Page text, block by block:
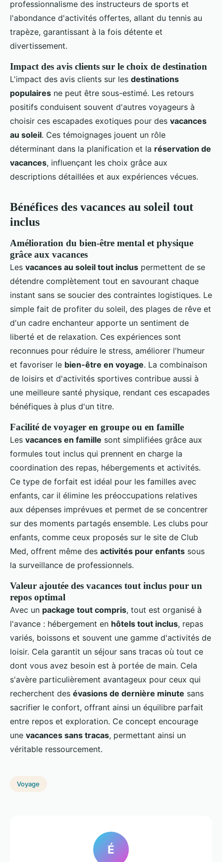
professionnalisme des instructeurs de sports et
l'abondance d'activités offertes, allant du tennis au
trapèze, garantissant à la fois détente et
divertissement.
Impact des avis clients sur le choix de destination
L'impact des avis clients sur les destinations
populaires ne peut être sous-estimé. Les retours
positifs conduisent souvent d'autres voyageurs à
choisir ces escapades exotiques pour des vacances
au soleil. Ces témoignages jouent un rôle
déterminant dans la planification et la réservation de
vacances, influençant les choix grâce aux
descriptions détaillées et aux expériences vécues.
Bénéfices des vacances au soleil tout
inclus
Amélioration du bien-être mental et physique
grâce aux vacances
Les vacances au soleil tout inclus permettent de se
détendre complètement tout en savourant chaque
instant sans se soucier des contraintes logistiques. Le
simple fait de profiter du soleil, des plages de rêve et
d'un cadre enchanteur apporte un sentiment de
liberté et de relaxation. Ces expériences sont
reconnues pour réduire le stress, améliorer l'humeur
et favoriser le bien-être en voyage. La combinaison
de loisirs et d'activités sportives contribue aussi à
une meilleure santé physique, rendant ces escapades
bénéfiques à plus d'un titre.
Facilité de voyager en groupe ou en famille
Les vacances en famille sont simplifiées grâce aux
formules tout inclus qui prennent en charge la
coordination des repas, hébergements et activités.
Ce type de forfait est idéal pour les familles avec
enfants, car il élimine les préoccupations relatives
aux dépenses imprévues et permet de se concentrer
sur des moments partagés ensemble. Les clubs pour
enfants, comme ceux proposés sur le site de Club
Med, offrent même des activités pour enfants sous
la surveillance de professionnels.
Valeur ajoutée des vacances tout inclus pour un
repos optimal
Avec un package tout compris, tout est organisé à
l'avance : hébergement en hôtels tout inclus, repas
variés, boissons et souvent une gamme d'activités de
loisir. Cela garantit un séjour sans tracas où tout ce
dont vous avez besoin est à portée de main. Cela
s'avère particulièrement avantageux pour ceux qui
recherchent des évasions de dernière minute sans
sacrifier le confort, offrant ainsi un équilibre parfait
entre repos et exploration. Ce concept encourage
une vacances sans tracas, permettant ainsi un
véritable ressourcement.
Voyage
É